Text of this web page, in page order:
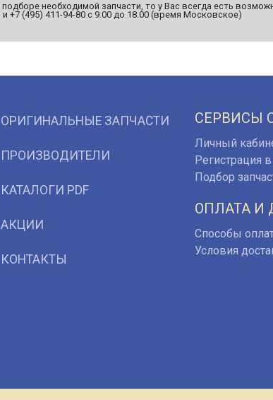
необходимой запчасти, то у Вас всегда есть
+7 (495) 411-94-80 с 9.00 до 18.00 (время Московское)
ОРИГИНАЛЬНЫЕ ЗАПЧАСТИ
ПРОИЗВОДИТЕЛИ
КАТАЛОГИ PDF
АКЦИИ
КОНТАКТЫ
СЕРВИСЫ
Личный
Регистрация
Подбор
ОПЛАТА И
Способы
Условия